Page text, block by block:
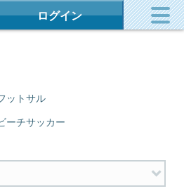
ログイン
ットサル
ーチサッカー